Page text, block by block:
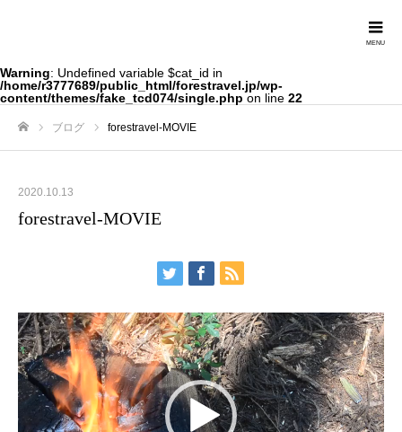
Warning: Undefined variable $cat_id in
/home/r3777689/public_html/forestravel.jp/wp-
content/themes/fake_tcd074/single.php on line 22
ブログ forestravel-MOVIE
2020.10.13
forestravel-MOVIE
動
画
プ
レ
ー
ヤ
ー